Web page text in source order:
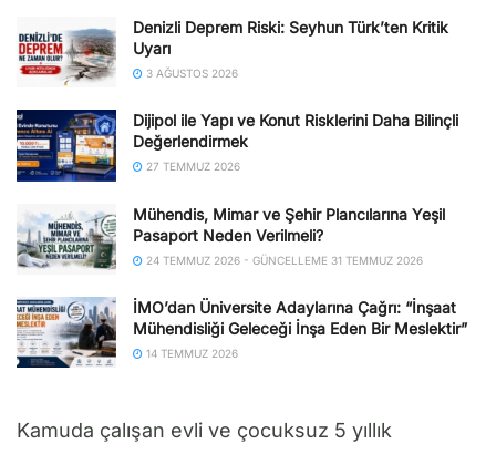
Denizli Deprem Riski: Seyhun Türk’ten Kritik
Uyarı
3 AĞUSTOS 2026
Dijipol ile Yapı ve Konut Risklerini Daha Bilinçli
Değerlendirmek
27 TEMMUZ 2026
Mühendis, Mimar ve Şehir Plancılarına Yeşil
Pasaport Neden Verilmeli?
24 TEMMUZ 2026 - GÜNCELLEME 31 TEMMUZ 2026
İMO’dan Üniversite Adaylarına Çağrı: “İnşaat
Mühendisliği Geleceği İnşa Eden Bir Meslektir”
14 TEMMUZ 2026
Kamuda çalışan evli ve çocuksuz 5 yıllık